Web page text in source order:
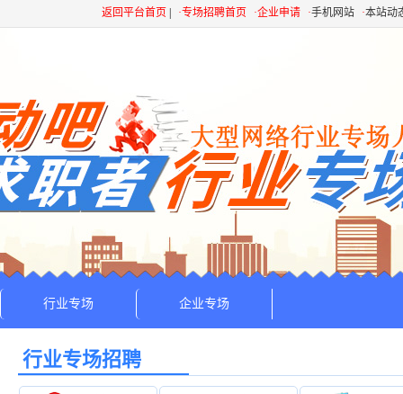
返回平台首页 ·专场招聘首页 ·企业申请 ·手机网站 ·本站动
行业专场 企业专场
行业专场招聘